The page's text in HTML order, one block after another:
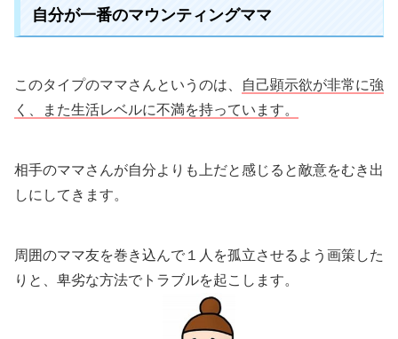
自分が一番のマウンティングママ
このタイプのママさんというのは、
自己顕示欲が非常に強
く、また生活レベルに不満を持っています。
相手のママさんが自分よりも上だと感じると敵意をむき出
しにしてきます。
周囲のママ友を巻き込んで１人を孤立させるよう画策した
りと、卑劣な方法でトラブルを起こします。